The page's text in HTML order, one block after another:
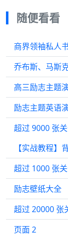
随便看看
商界领袖私人
高三励志主题
励志主题英语
超过 9000 张
超过 1000 张
励志壁纸大全
超过 20000 张
页面 2